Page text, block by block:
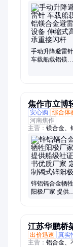
态去耦合器、
箱、火花间隙
易折易碎杆、
硅铸铁阳极、
压袋、阴极保
手动升降避雷针
车载船载铝镁合
焦作市立博
安心购
综合体
河南焦作
主营： 镁合金、
镁钛、水泥测
锌铝镉合金牺牲
阳极厂家 提供
江苏华鹏桥
出价迅速
真实
主营： 铝合金、